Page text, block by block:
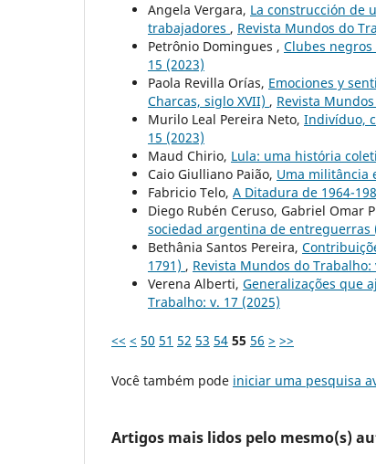
Angela Vergara, La construcción de
trabajadores , Revista Mundos do
Petrônio Domingues , Clubes
15 (2023)
Paola Revilla Orías, Emociones y
Charcas, siglo XVII) , Revista
Murilo Leal Pereira Neto, Indivíduo,
15 (2023)
Maud Chirio, Lula: uma história
Caio Giulliano Paião, Uma militância
Fabricio Telo, A Ditadura de 1964-
Diego Rubén Ceruso, Gabriel Omar
sociedad argentina de entreguerras
Bethânia Santos Pereira,
1791) , Revista Mundos do Trabalho:
Verena Alberti, Generalizações que
Trabalho: v. 17 (2025)
<< < 50 51 52 53 54 55 56 > >>
Você também pode iniciar uma pesquisa
Artigos mais lidos pelo mesmo(s)